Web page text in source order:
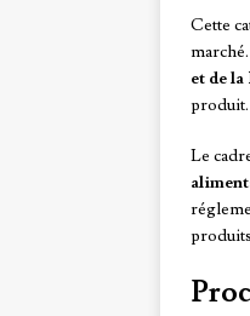
Cette
et de la
produit.
Le